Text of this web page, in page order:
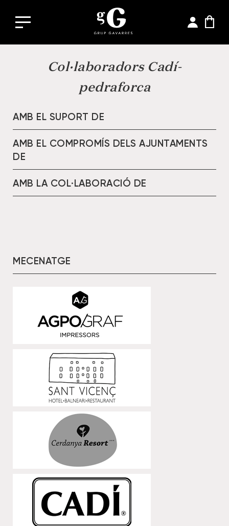
Col·laboradors Cadí-
pedraforca
AMB EL SUPORT DE
AMB EL COMPROMÍS DELS AJUNTAMENTS
DE
AMB LA COL·LABORACIÓ DE
MECENATGE